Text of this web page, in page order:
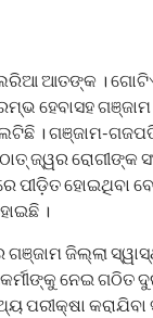
ଆତଙ୍କ ।
ହେବାସହ
। ଗଞ୍ଜାମ-
ଜ୍ୱର ରୋଗୀଙ୍କ
ପୀଡ଼ିତ ହୋଇଥିବା
।
ଗଞ୍ଜାମ ଜିଲ୍ଲା
ନେଇ
ପରୀକ୍ଷା